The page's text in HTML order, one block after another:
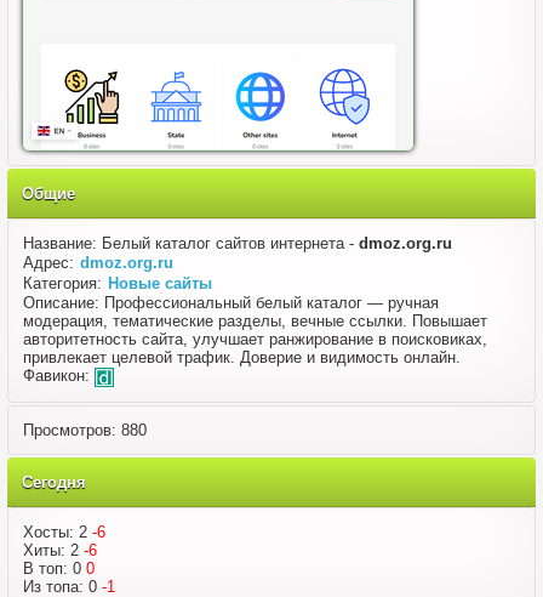
Общие
Название: Белый каталог сайтов интернета - dmoz.org.ru
Адрес: dmoz.org.ru
Категория: Новые сайты
Описание: Профессиональный белый каталог — ручная
модерация, тематические разделы, вечные ссылки. Повышает
авторитетность сайта, улучшает ранжирование в поисковиках,
привлекает целевой трафик. Доверие и видимость онлайн.
Фавикон:
Просмотров: 880
Сегодня
Хосты: 2 -6
Хиты: 2 -6
В топ: 0 0
Из топа: 0 -1